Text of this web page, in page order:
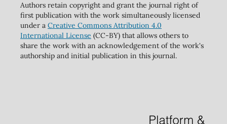
Authors retain copyright and grant the journal right of
first publication with the work simultaneously licensed
under a Creative Commons Attribution 4.0
International License (CC-BY) that allows others to
share the work with an acknowledgement of the work's
authorship and initial publication in this journal.